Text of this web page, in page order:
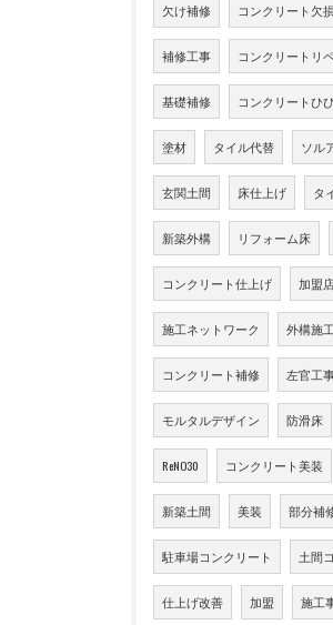
欠け補修 コンクリート欠損
補修工事 コンクリートリ
基礎補修 コンクリートひ
塗材 タイル代替 ソル
玄関土間 床仕上げ タ
新築外構 リフォーム床
コンクリート仕上げ 加盟
施工ネットワーク 外構施工
コンクリート補修 左官工
モルタルデザイン 防滑床
ReNO30 コンクリート美装
新築土間 美装 部分補
駐車場コンクリート 土間
仕上げ改善 加盟 施工